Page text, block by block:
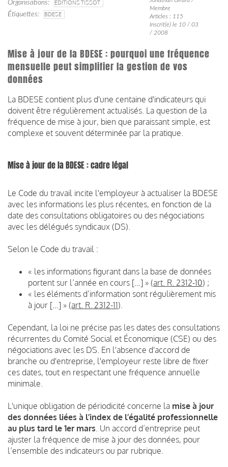
Organisations
EDITIONS TISSOT
Étiquettes
BDESE
Membre
Articles : 115
Inscrit(e) le 10 / 03
/ 2008
Mise à jour de la BDESE : pourquoi une fréquence
mensuelle peut simplifier la gestion de vos
données
La BDESE contient plus d'une centaine d'indicateurs qui
doivent être régulièrement actualisés. La question de la
fréquence de mise à jour, bien que paraissant simple, est
complexe et souvent déterminée par la pratique.
Mise à jour de la BDESE : cadre légal
Le Code du travail incite l'employeur à actualiser la BDESE
avec les informations les plus récentes, en fonction de la
date des consultations obligatoires ou des négociations
avec les délégués syndicaux (DS).
Selon le Code du travail :
« les informations figurant dans la base de données
portent sur l’année en cours […] » (art. R. 2312-10) ;
« les éléments d’information sont régulièrement mis
à jour […] » (art. R. 2312-11).
Cependant, la loi ne précise pas les dates des consultations
récurrentes du Comité Social et Économique (CSE) ou des
négociations avec les DS. En l'absence d'accord de
branche ou d'entreprise, l'employeur reste libre de fixer
ces dates, tout en respectant une fréquence annuelle
minimale.
L'unique obligation de périodicité concerne la mise à jour
des données liées à l’index de l’égalité professionnelle
au plus tard le 1er mars . Un accord d’entreprise peut
ajuster la fréquence de mise à jour des données, pour
l’ensemble des indicateurs ou par rubrique.